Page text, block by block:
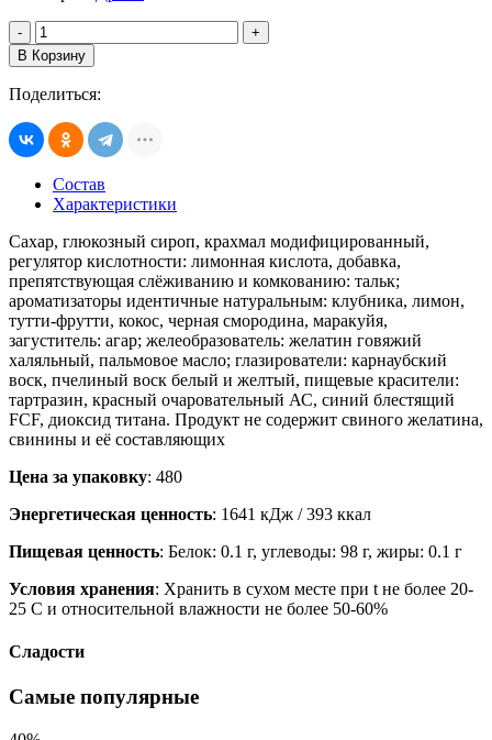
-
+
В Корзину
Поделиться:
Состав
Характеристики
Сахар, глюкозный сироп, крахмал модифицированный,
регулятор кислотности: лимонная кислота, добавка,
препятствующая слёживанию и комкованию: тальк;
ароматизаторы идентичные натуральным: клубника, лимон,
тутти-фрутти, кокос, черная смородина, маракуйя,
загуститель: агар; желеобразователь: желатин говяжий
халяльный, пальмовое масло; глазирователи: карнаубский
воск, пчелиный воск белый и желтый, пищевые красители:
тартразин, красный очаровательный АС, синий блестящий
FCF, диоксид титана. Продукт не содержит свиного желатина,
свинины и её составляющих
Цена за упаковку: 480
Энергетическая ценность: 1641 кДж / 393 ккал
Пищевая ценность: Белок: 0.1 г, углеводы: 98 г, жиры: 0.1 г
Условия хранения: Хранить в сухом месте при t не более 20-
25 С и относительной влажности не более 50-60%
Сладости
Самые популярные